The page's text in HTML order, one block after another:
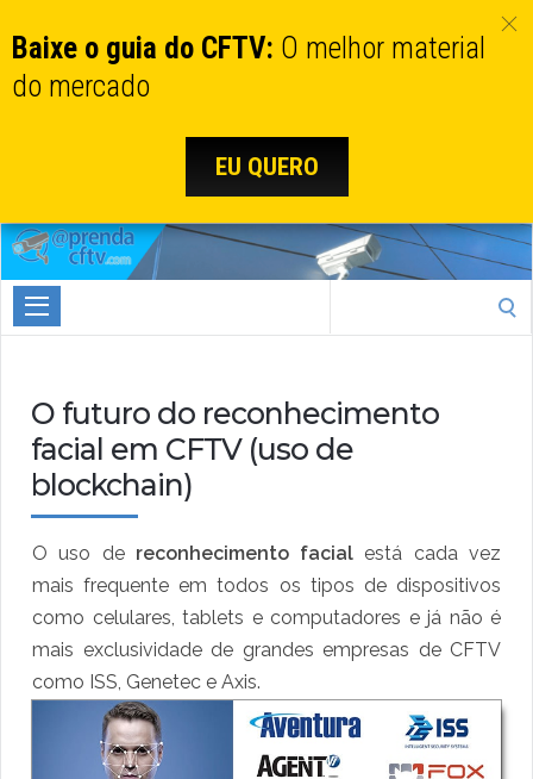
Aprenda
CTFV.com
O futuro do reconhecimento
facial em CFTV (uso de
blockchain)
O uso de reconhecimento facial está cada vez
mais frequente em todos os tipos de dispositivos
como celulares, tablets e computadores e já não é
mais exclusividade de grandes empresas de CFTV
como ISS, Genetec e Axis.
Baixe o guia do CFTV: O melhor material
do mercado
EU QUERO